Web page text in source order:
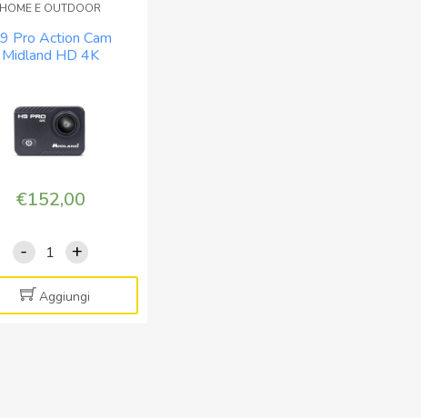
HOME E OUTDOOR
Pro Action Cam
Midland HD 4K
€152,00
-
H9
Pro
Action
Cam
+
Aggiungi